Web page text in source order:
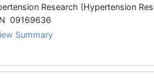
Research (Hypertension
09169636
Summary